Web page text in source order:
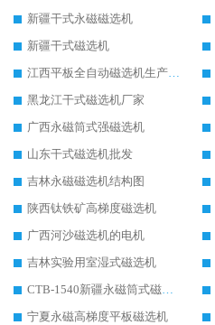
新疆干式永磁磁选机
新疆干式磁选机
江西平板全自动磁选机生产厂家
黑龙江干式磁选机厂家
广西永磁筒式强磁选机
山东干式磁选机批发
吉林永磁磁选机结构图
陕西钛铁矿高梯度磁选机
广西河沙磁选机的电机
吉林实验用室湿式磁选机
CTB-1540新疆永磁筒式磁选机
宁夏永磁高梯度平板磁选机